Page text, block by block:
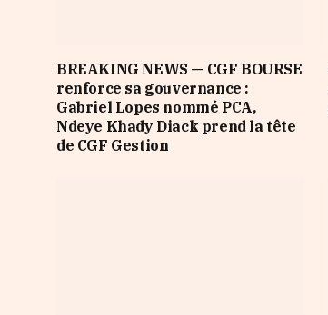
BREAKING NEWS — CGF BOURSE
renforce sa gouvernance :
Gabriel Lopes nommé PCA,
Ndeye Khady Diack prend la tête
de CGF Gestion